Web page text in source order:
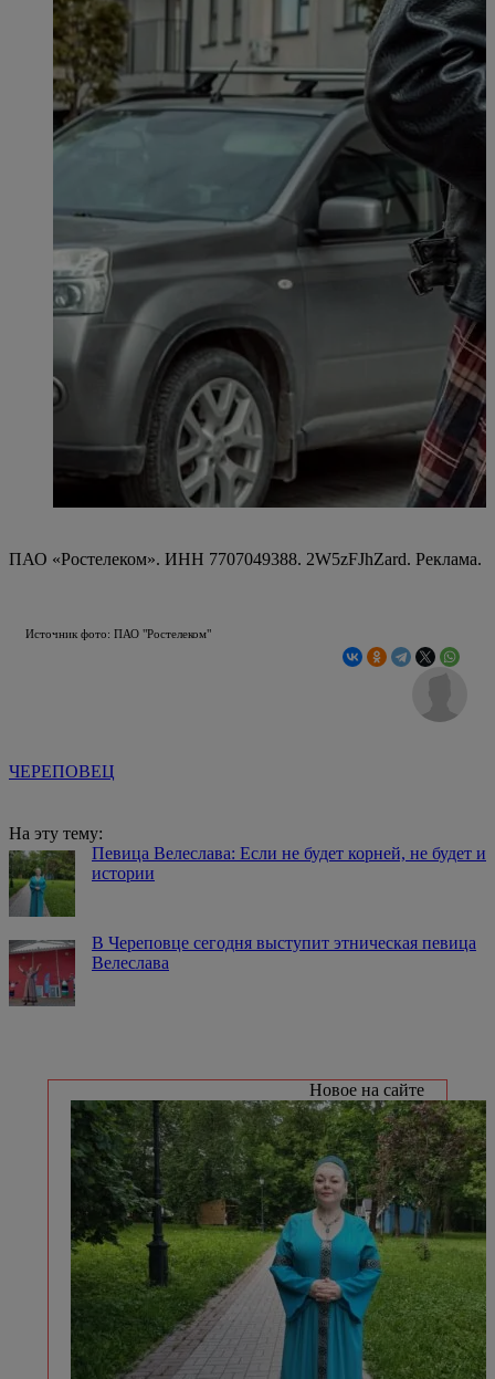
ПАО «Ростелеком». ИНН 7707049388. 2W5zFJhZard. Реклама.
Источник фото: ПАО "Ростелеком"
ЧЕРЕПОВЕЦ
На эту тему:
Певица Велеслава: Если не будет корней, не будет и
истории
В Череповце сегодня выступит этническая певица
Велеслава
Новое на сайте